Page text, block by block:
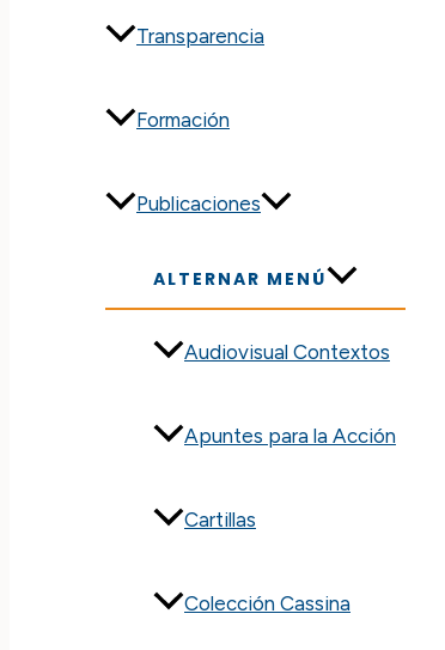
Transparencia
Formación
Publicaciones
ALTERNAR MENÚ
Audiovisual Contextos
Apuntes para la Acción
Cartillas
Colección Cassina